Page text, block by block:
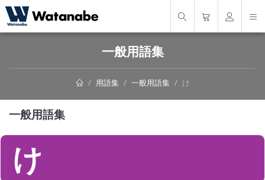
一般用語集
用語集 一般用語集 け
一般用語集
け